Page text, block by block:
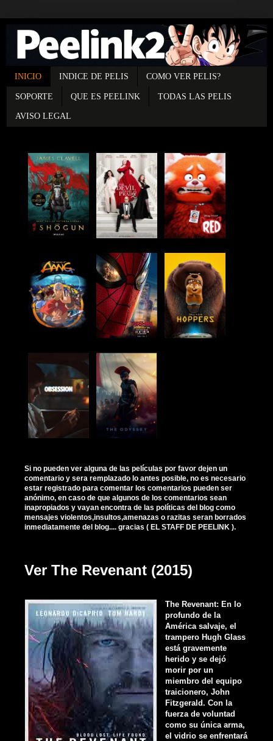
INICIO INDICE DE PELIS COMO VER PELIS?
SOPORTE QUE ES PEELINK TODAS LAS PELIS
AVISO LEGAL
Si no pueden ver alguna de las películas por favor dejen un
comentario y sera remplazado lo antes posible, no es necesario
estar registrado para comentar los comentarios pueden ser
anónimo, en caso de que algunos de los comentarios sean
inapropiados y vayan encontra de las políticas del blog como
mensajes violentos,insultos,amenazas o razitas seran borrados
inmediatamente del blog.... gracias ( EL STAFF DE PEELINK ).
Ver The Revenant (2015)
The Revenant: En lo
profundo de la
América salvaje, el
trampero Hugh Glass
está gravemente
herido y se dejó
morir por un
miembro del equipo
traicionero, John
Fitzgerald. Con la
fuerza de voluntad
como su única arma,
el vidrio se enfrentará